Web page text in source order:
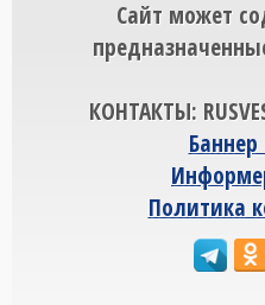
Сайт может
КОНТАКТЫ:
Политика